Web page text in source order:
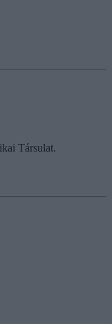
Társulat.